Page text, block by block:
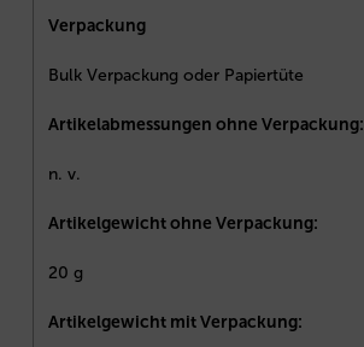
Verpackung
Bulk Verpackung oder Papiertüte
Artikelabmessungen ohne Verpackung:
n. v.
Artikelgewicht ohne Verpackung:
20 g
Artikelgewicht mit Verpackung: